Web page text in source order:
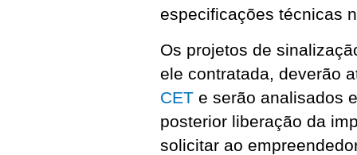
especificações técnicas
Os projetos de
ele contratada, deverão
CETe serão analisados
posterior liberação da
solicitar ao